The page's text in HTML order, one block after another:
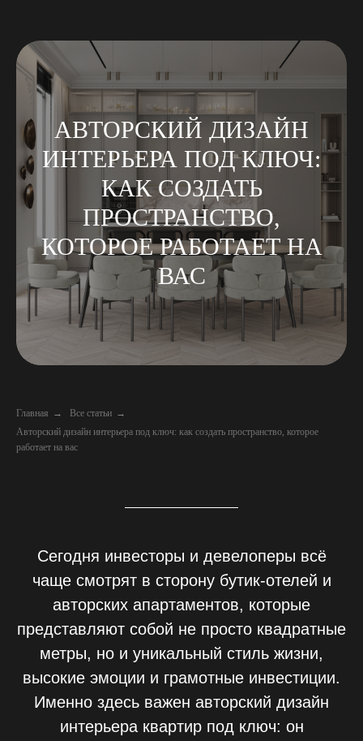
АВТОРСКИЙ ДИЗАЙН
ИНТЕРЬЕРА ПОД КЛЮЧ:
КАК СОЗДАТЬ
ПРОСТРАНСТВО,
КОТОРОЕ РАБОТАЕТ НА
ВАС
Главная → Все статьи →
Авторский дизайн интерьера под ключ: как создать пространство, которое
работает на вас
Сегодня инвесторы и девелоперы всё
чаще смотрят в сторону бутик-отелей и
авторских апартаментов, которые
представляют собой не просто квадратные
метры, но и уникальный стиль жизни,
высокие эмоции и грамотные инвестиции.
Именно здесь важен авторский дизайн
интерьера квартир под ключ: он